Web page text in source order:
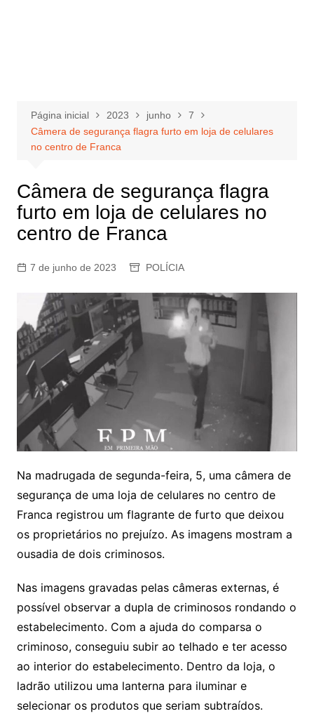
Página inicial 2023 junho
7
Câmera de segurança flagra furto em loja de celulares
no centro de Franca
Câmera de segurança flagra
furto em loja de celulares no
centro de Franca
7 de junho de 2023 POLÍCIA
Na madrugada de segunda-feira, 5, uma câmera de
segurança de uma loja de celulares no centro de
Franca registrou um flagrante de furto que deixou
os proprietários no prejuízo. As imagens mostram a
ousadia de dois criminosos.
Nas imagens gravadas pelas câmeras externas, é
possível observar a dupla de criminosos rondando o
estabelecimento. Com a ajuda do comparsa o
criminoso, conseguiu subir ao telhado e ter acesso
ao interior do estabelecimento. Dentro da loja, o
ladrão utilizou uma lanterna para iluminar e
selecionar os produtos que seriam subtraídos.